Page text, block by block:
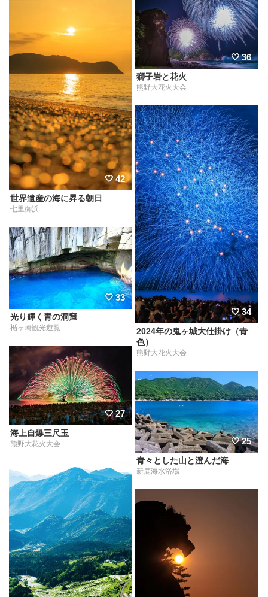
42
世界遺産の海に昇る朝日
七里御浜
36
獅子岩と花火
熊野大花火大会
34
2024年の鬼ヶ城大仕掛け（青
色）
熊野大花火大会
33
光り輝く青の洞窟
楯ヶ崎観光遊覧
27
海上自爆三尺玉
熊野大花火大会 25
青々とした山と澄んだ海
新鹿海水浴場